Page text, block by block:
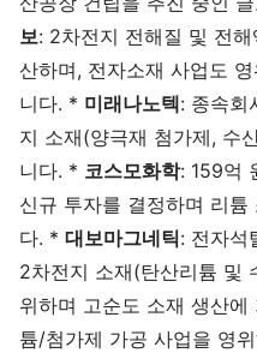
보: 2차전지 전해질 및 전
산하며, 전자소재 사업도
니다. * 미래나노텍: 종속회
지 소재(양극재 첨가제, 수
니다. * 코스모화학: 159억
신규 투자를 결정하며 리
다. * 대보마그네틱: 전자석
2차전지 소재(탄산리튬 및
위하며 고순도 소재 생산에
튬/첨가제 가공 사업을 영